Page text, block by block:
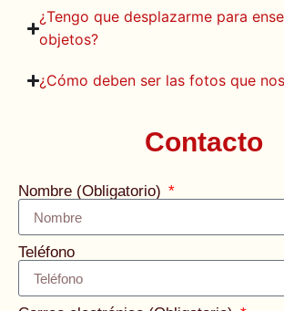
¿Tengo que desplazarme para
objetos?
¿Cómo deben ser las fotos que
Contacto
Nombre (Obligatorio)
Teléfono